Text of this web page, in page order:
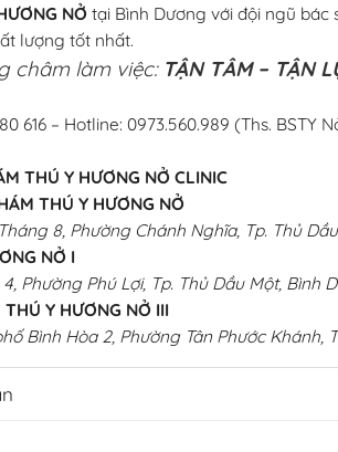
NỞtại Bình Dương với đội ngũ bác
lượng tốt nhất.
châm làm việc: TẬN TÂM – TẬN
616 – Hotline: 0973.560.989 (Ths. BSTY
THÚ Y HƯƠNG NỞ CLINIC
THÚ Y HƯƠNG NỞ
8, Phường Chánh Nghĩa, Tp. Thủ
NỞ I
Phường Phú Lợi, Tp. Thủ Dầu Một, Bình
THÚ Y HƯƠNG NỞ III
Bình Hòa 2, Phường Tân Phước Khánh,